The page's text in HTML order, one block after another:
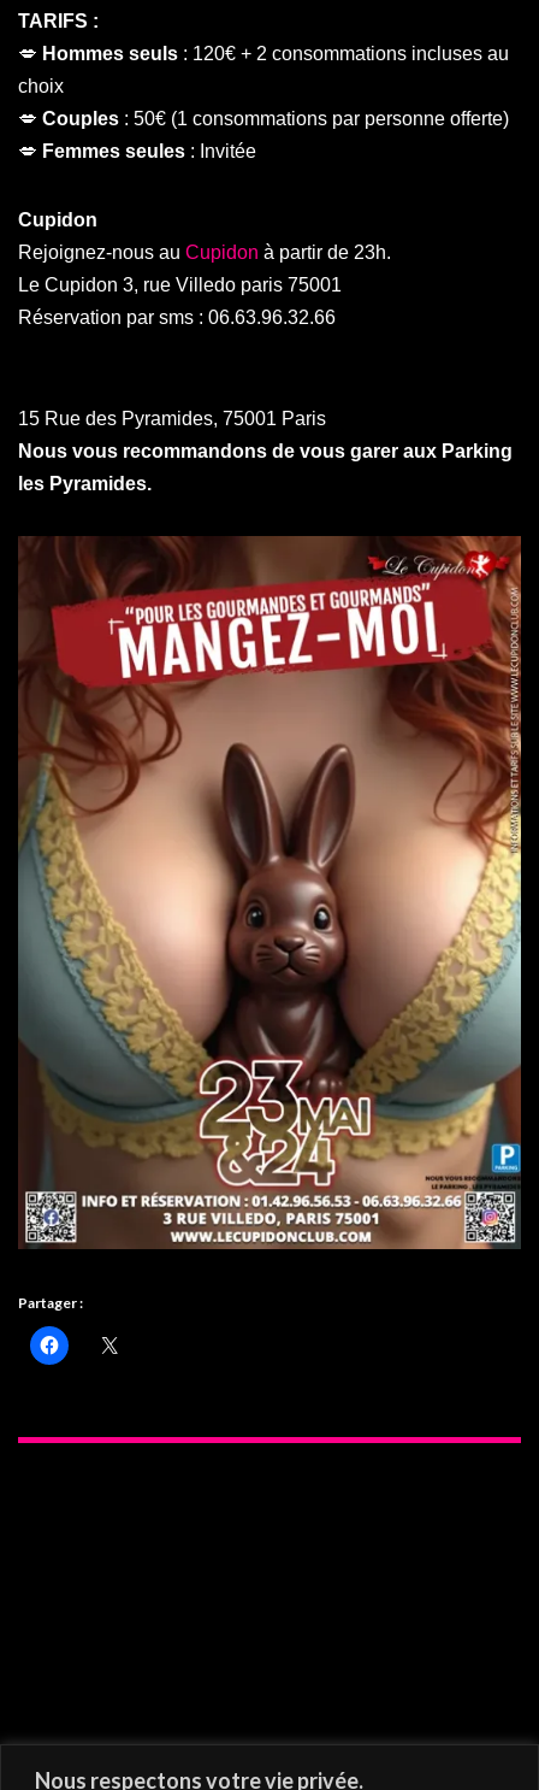
Nous respectons votre vie privée.
TARIFS :
💋 Hommes seuls : 120€ + 2 consommations incluses au
choix
💋 Couples : 50€ (1 consommations par personne offerte)
💋 Femmes seules : Invitée
Cupidon
Rejoignez-nous au Cupidon à partir de 23h.
Le Cupidon 3, rue Villedo paris 75001
Réservation par sms : 06.63.96.32.66
15 Rue des Pyramides, 75001 Paris
Nous vous recommandons de vous garer aux Parking
les Pyramides.
Partager :